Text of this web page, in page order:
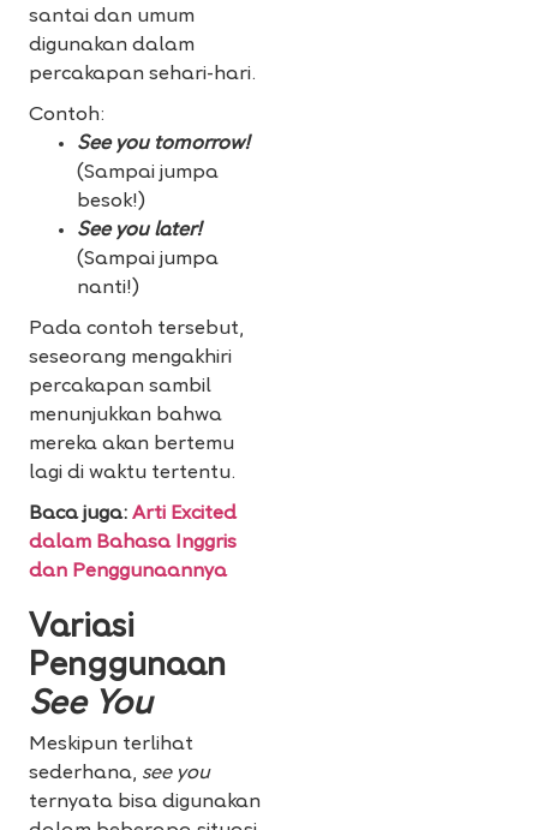
santai dan umum
digunakan dalam
percakapan sehari-hari.
Contoh:
See you tomorrow!
(Sampai jumpa
besok!)
See you later!
(Sampai jumpa
nanti!)
Pada contoh tersebut,
seseorang mengakhiri
percakapan sambil
menunjukkan bahwa
mereka akan bertemu
lagi di waktu tertentu.
Baca juga: Arti Excited
dalam Bahasa Inggris
dan Penggunaannya
Variasi
Penggunaan
See You
Meskipun terlihat
sederhana, see you
ternyata bisa digunakan